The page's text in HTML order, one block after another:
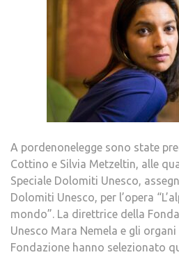
A pordenonelegge sono state
Cottino e Silvia Metzeltin, alle
Speciale Dolomiti Unesco,
Dolomiti Unesco, per l’opera
mondo”. La direttrice della
Unesco Mara Nemela e gli
Fondazione hanno selezionato